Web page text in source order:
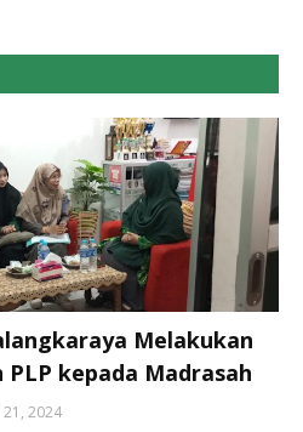
Melakukan
PLP kepada Madrasah
21, 2024